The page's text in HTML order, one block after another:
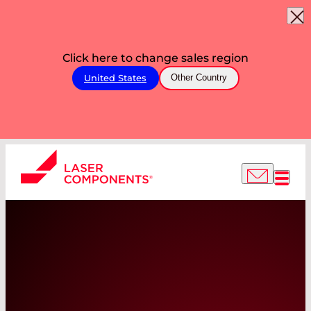
Click here to change sales region
United States Other Country